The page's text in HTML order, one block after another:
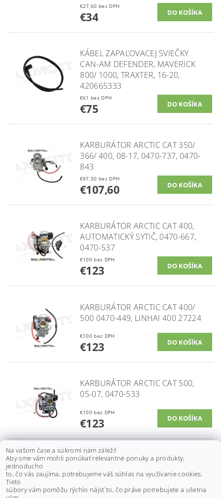
€27,60 bez DPH
€34
KÁBEL ZAPAĽOVACEJ SVIEČKY
CAN-AM DEFENDER, MAVERICK
800/ 1000, TRAXTER, 16-20,
420665333
€61 bez DPH
€75
KARBURÁTOR ARCTIC CAT 350/
366/ 400, 08-17, 0470-737, 0470-
843
€87,50 bez DPH
€107,60
KARBURÁTOR ARCTIC CAT 400,
AUTOMATICKÝ SYTIČ, 0470-667,
0470-537
€100 bez DPH
€123
KARBURÁTOR ARCTIC CAT 400/
500 0470-449, LINHAI 400 27224
€100 bez DPH
€123
KARBURÁTOR ARCTIC CAT 500,
05-07, 0470-533
€100 bez DPH
€123
KARBURÁTOR CAN-AM DS 650/
DS 650 X/ DS 650 BAJA, 00-07,
707200142
€75 bez DPH
Na vašom čase a súkromí nám záleží!
Aby sme vám mohli ponúkať relevantné ponuky a produkty,
jednoducho
to, čo vás zaujíma, potrebujeme váš súhlas na využívanie cookies.
Tieto
súbory vám pomôžu rýchlo nájsť to, čo práve potrebujete a ušetria